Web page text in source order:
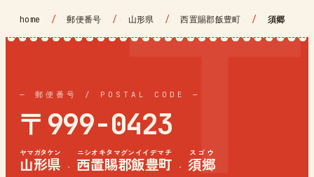
home / 郵便番号 / 山形県 / 西置賜郡飯豊町 / 須郷
— 郵便番号 / POSTAL CODE —
〒999-0423
山形県
ヤマガタケン
· 西置賜郡飯豊町
ニシオキタマグンイイデマチ
· 須郷
スゴウ